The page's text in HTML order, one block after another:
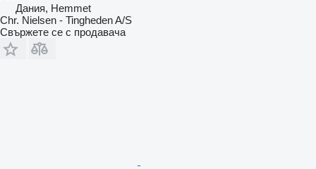
Дания, Hemmet
Chr. Nielsen - Tingheden A/S
Свържете се с продавача